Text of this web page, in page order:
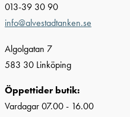
013-39 30 90
info@alvestadtanken.se
Algolgatan 7
583 30 Linköping
Öppettider butik:
Vardagar 07.00 - 16.00